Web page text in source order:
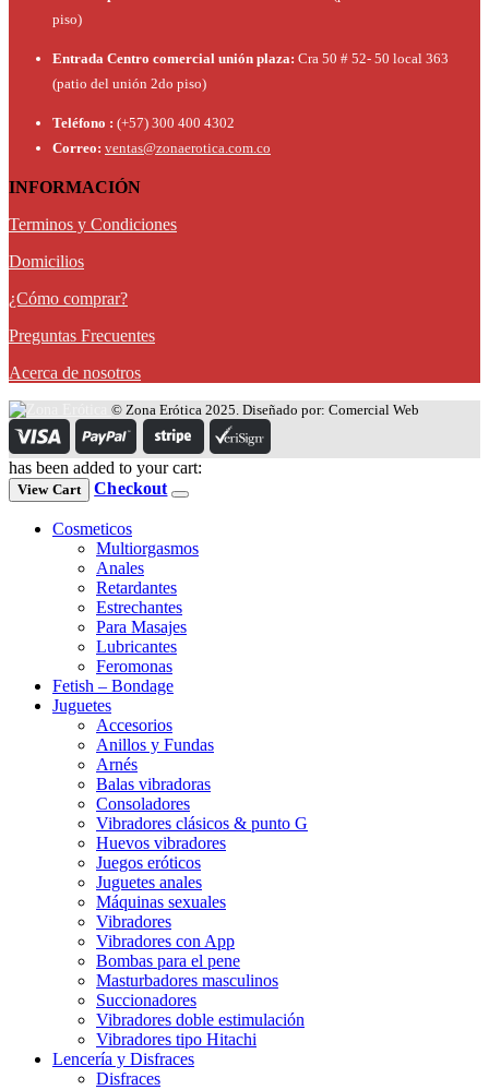
piso)
Entrada Centro comercial unión plaza: Cra 50 # 52- 50 local 363
(patio del unión 2do piso)
Teléfono : (+57) 300 400 4302
Correo: ventas@zonaerotica.com.co
INFORMACIÓN
Terminos y Condiciones
Domicilios
¿Cómo comprar?
Preguntas Frecuentes
Acerca de nosotros
© Zona Erótica 2025. Diseñado por: Comercial Web
has been added to your cart:
View Cart Checkout
Cosmeticos
Multiorgasmos
Anales
Retardantes
Estrechantes
Para Masajes
Lubricantes
Feromonas
Fetish – Bondage
Juguetes
Accesorios
Anillos y Fundas
Arnés
Balas vibradoras
Consoladores
Vibradores clásicos & punto G
Huevos vibradores
Juegos eróticos
Juguetes anales
Máquinas sexuales
Vibradores
Vibradores con App
Bombas para el pene
Masturbadores masculinos
Succionadores
Vibradores doble estimulación
Vibradores tipo Hitachi
Lencería y Disfraces
Disfraces